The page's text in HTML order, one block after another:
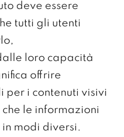
deve essere
tutti gli utenti
loro capacità
offrire
per i contenuti visivi
le informazioni
in modi diversi.